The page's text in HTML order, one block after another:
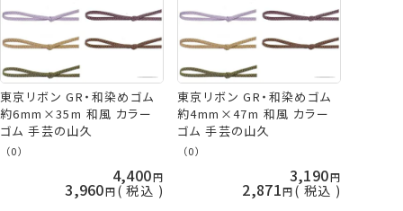
東京リボン GR・和染めゴム
約6mm×35m 和風 カラー
ゴム 手芸の山久
（0）
4,400
3,960 税込
東京リボン GR・和染めゴム
約4mm×47m 和風 カラー
ゴム 手芸の山久
（0）
3,190
2,871 税込